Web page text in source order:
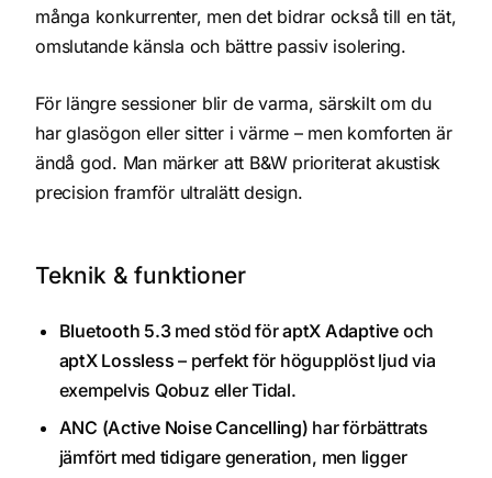
många konkurrenter, men det bidrar också till en tät,
omslutande känsla och bättre passiv isolering.
För längre sessioner blir de varma, särskilt om du
har glasögon eller sitter i värme – men komforten är
ändå god. Man märker att B&W prioriterat akustisk
precision framför ultralätt design.
Teknik & funktioner
Bluetooth 5.3med stöd föraptX Adaptive och
aptX Lossless – perfekt för högupplöst ljud via
exempelvis Qobuz eller Tidal.
ANC (Active Noise Cancelling) har förbättrats
jämfört med tidigare generation, men ligger